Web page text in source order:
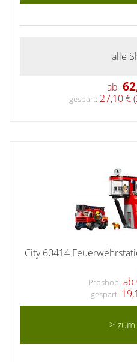
alle
ab
gespart: 27,10 €
City 60414
Proshop: ab
gespart:
>